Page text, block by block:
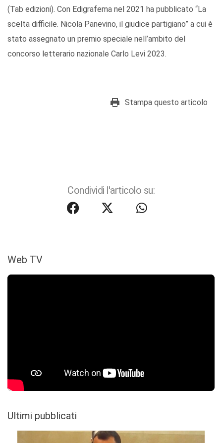
(Tab edizioni). Con Edigrafema nel 2021 ha pubblicato “La
scelta difficile. Nicola Panevino, il giudice partigiano” a cui è
stato assegnato un premio speciale nell’ambito del
concorso letterario nazionale Carlo Levi 2023.
Stampa questo articolo
Condividi l'articolo su:
Web TV
Ultimi pubblicati